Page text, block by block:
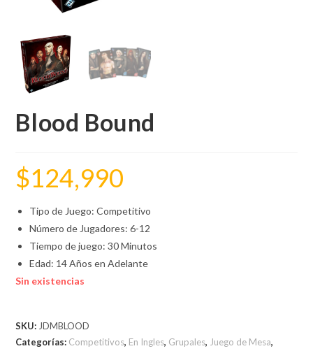
Blood Bound
$124,990
Tipo de Juego: Competitivo
Número de Jugadores: 6-12
Tiempo de juego: 30 Minutos
Edad: 14 Años en Adelante
Sin existencias
SKU: JDMBLOOD
Categorías: Competitivos, En Ingles, Grupales, Juego de Mesa,